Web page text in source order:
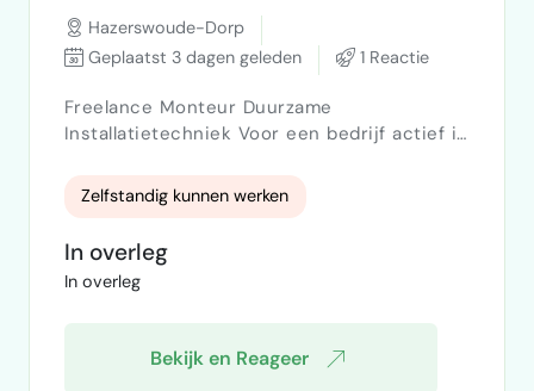
Hazerswoude-Dorp
Geplaatst 3 dagen geleden
1 Reactie
Freelance Monteur Duurzame
Installatietechniek Voor een bedrijf actief in
zoek naar zelfstandige, ervaren monteurs.
Je gaat aan de slag op projecten
voornamelijk in de particuliere markt. Wat
vragen we: Specialisatie in de installatie van
thuisbatterijen, zonnepanelen en batterijen
Zelfstandig kunnen werken
In overleg
In overleg
Bekijk en Reageer